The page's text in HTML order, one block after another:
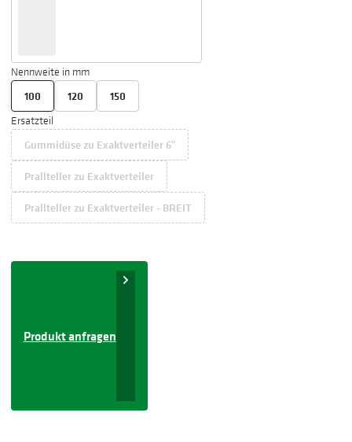
Nennweite in mm
100 120 150
Ersatzteil
Gummidüse zu Exaktverteiler 6"
Prallteller zu Exaktverteiler
Prallteller zu Exaktverteiler - BREIT
Produkt anfragen